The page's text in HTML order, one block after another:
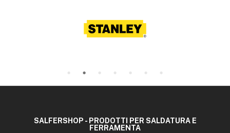
SALFERSHOP - PRODOTTI PER SALDATURA E
FERRAMENTA